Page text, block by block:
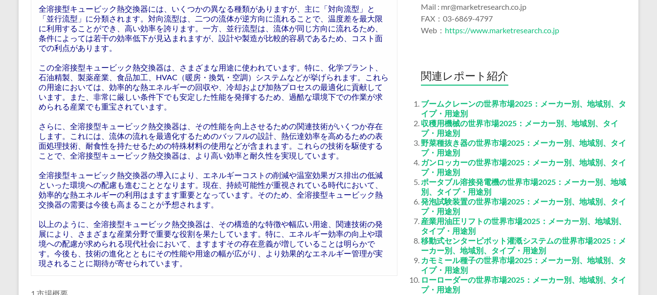
全溶接型キュービック熱交換器には、いくつかの異なる種類がありますが、主に「対向流型」と
「並行流型」に分類されます。対向流型は、二つの流体が逆方向に流れることで、温度差を最大限
に利用することができ、高い効率を誇ります。一方、並行流型は、流体が同じ方向に流れるため、
条件によっては若干の効率低下が見込まれますが、設計や製造が比較的容易であるため、コスト面
での利点があります。
この全溶接型キュービック熱交換器は、さまざまな用途に使われています。特に、化学プラント、
石油精製、製薬産業、食品加工、HVAC（暖房・換気・空調）システムなどが挙げられます。これら
の用途においては、効率的な熱エネルギーの回収や、冷却および加熱プロセスの最適化に貢献して
います。また、非常に厳しい条件下でも安定した性能を発揮するため、過酷な環境下での作業が求
められる産業でも重宝されています。
さらに、全溶接型キュービック熱交換器は、その性能を向上させるための関連技術がいくつか存在
します。これには、流体の流れを最適化するためのバッフルの設計、熱伝達効率を高めるための表
面処理技術、耐食性を持たせるための特殊材料の使用などが含まれます。これらの技術を駆使する
ことで、全溶接型キュービック熱交換器は、より高い効率と耐久性を実現しています。
全溶接型キュービック熱交換器の導入により、エネルギーコストの削減や温室効果ガス排出の低減
といった環境への配慮も進むこととなります。現在、持続可能性が重視されている時代において、
効率的な熱エネルギーの利用はますます重要となっています。そのため、全溶接型キュービック熱
交換器の需要は今後も高まることが予想されます。
以上のように、全溶接型キュービック熱交換器は、その構造的な特徴や幅広い用途、関連技術の発
展により、さまざまな産業分野で重要な役割を果たしています。特に、エネルギー効率の向上や環
境への配慮が求められる現代社会において、ますますその存在意義が増していることは明らかで
す。今後も、技術の進化とともにその性能や用途の幅が広がり、より効果的なエネルギー管理が実
現されることに期待が寄せられています。
Mail : mr@marketresearch.co.jp
FAX：03-6869-4797
Web： https://www.marketresearch.co.jp
関連レポート紹介
ブームクレーンの世界市場2025：メーカー別、地域別、タ
イプ・用途別
収穫用機械の世界市場2025：メーカー別、地域別、タイ
プ・用途別
野菜種抜き器の世界市場2025：メーカー別、地域別、タイ
プ・用途別
ガンロッカーの世界市場2025：メーカー別、地域別、タイ
プ・用途別
ポータブル溶接発電機の世界市場2025：メーカー別、地域
別、タイプ・用途別
発泡試験装置の世界市場2025：メーカー別、地域別、タイ
プ・用途別
産業用油圧リフトの世界市場2025：メーカー別、地域別、
タイプ・用途別
移動式センターピボット灌漑システムの世界市場2025：メ
ーカー別、地域別、タイプ・用途別
カモミール種子の世界市場2025：メーカー別、地域別、タ
イプ・用途別
ローローダーの世界市場2025：メーカー別、地域別、タイ
プ・用途別